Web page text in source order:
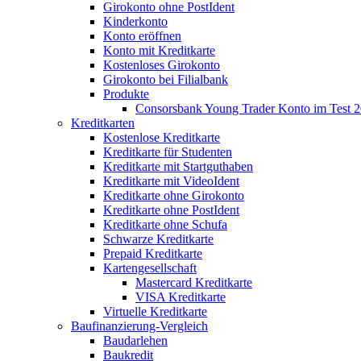
Girokonto ohne PostIdent
Kinderkonto
Konto eröffnen
Konto mit Kreditkarte
Kostenloses Girokonto
Girokonto bei Filialbank
Produkte
Consorsbank Young Trader Konto im Test
Kreditkarten
Kostenlose Kreditkarte
Kreditkarte für Studenten
Kreditkarte mit Startguthaben
Kreditkarte mit VideoIdent
Kreditkarte ohne Girokonto
Kreditkarte ohne PostIdent
Kreditkarte ohne Schufa
Schwarze Kreditkarte
Prepaid Kreditkarte
Kartengesellschaft
Mastercard Kreditkarte
VISA Kreditkarte
Virtuelle Kreditkarte
Baufinanzierung-Vergleich
Baudarlehen
Baukredit